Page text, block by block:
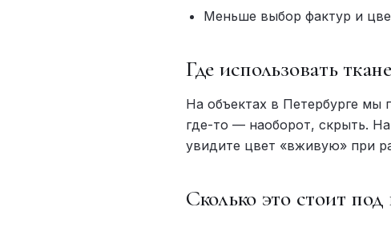
Меньше выбор фактур и
Где использовать
На объектах в Петербурге мы
где-то — наоборот, скрыть.
увидите цвет «вживую» при
Сколько это стоит